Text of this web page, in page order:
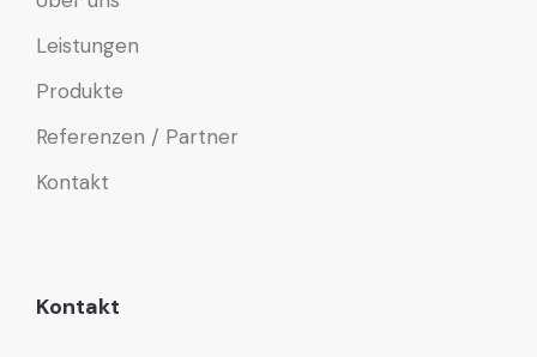
Leistungen
Produkte
Referenzen / Partner
Kontakt
Kontakt